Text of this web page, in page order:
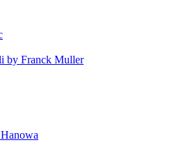
by Franck Muller